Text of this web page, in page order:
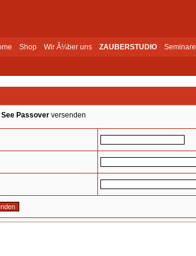
Shop Wir Ã¼ber uns ZAUBERSTUDIO Seminare
See Passoverversenden